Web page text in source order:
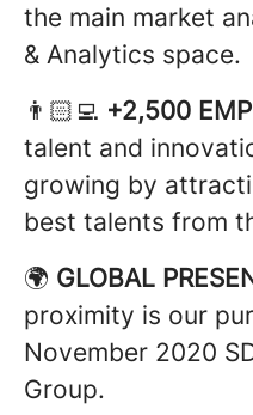
the main market
& Analytics space.
👨🏻‍💻 +2,500
talent and
growing by
best talents from
🌍 GLOBAL
proximity is our
November 2020
Group.